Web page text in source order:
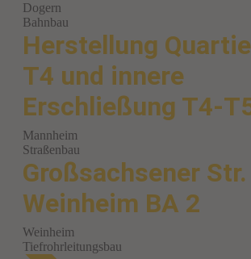
Dogern
Bahnbau
Herstellung
T4 und innere
Erschließung T4-
Mannheim
Straßenbau
Großsachsener Str.
Weinheim BA 2
Weinheim
Tiefrohrleitungsbau